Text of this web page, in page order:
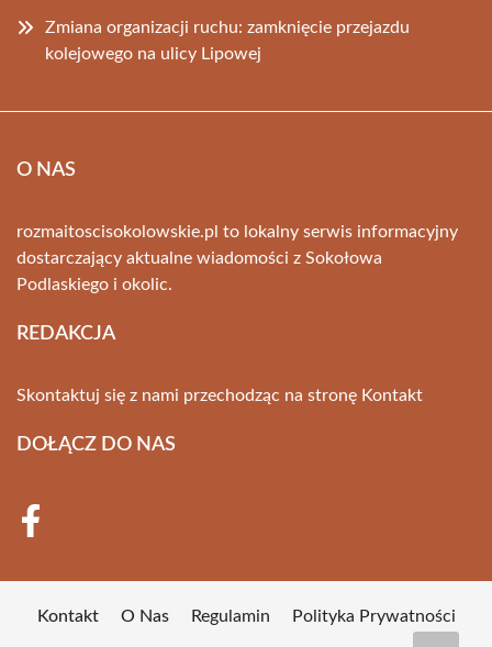
Zmiana organizacji ruchu: zamknięcie przejazdu
kolejowego na ulicy Lipowej
O NAS
rozmaitoscisokolowskie.pl to lokalny serwis informacyjny
dostarczający aktualne wiadomości z Sokołowa
Podlaskiego i okolic.
REDAKCJA
Skontaktuj się z nami przechodząc na stronę Kontakt
DOŁĄCZ DO NAS
Kontakt O Nas Regulamin Polityka Prywatności